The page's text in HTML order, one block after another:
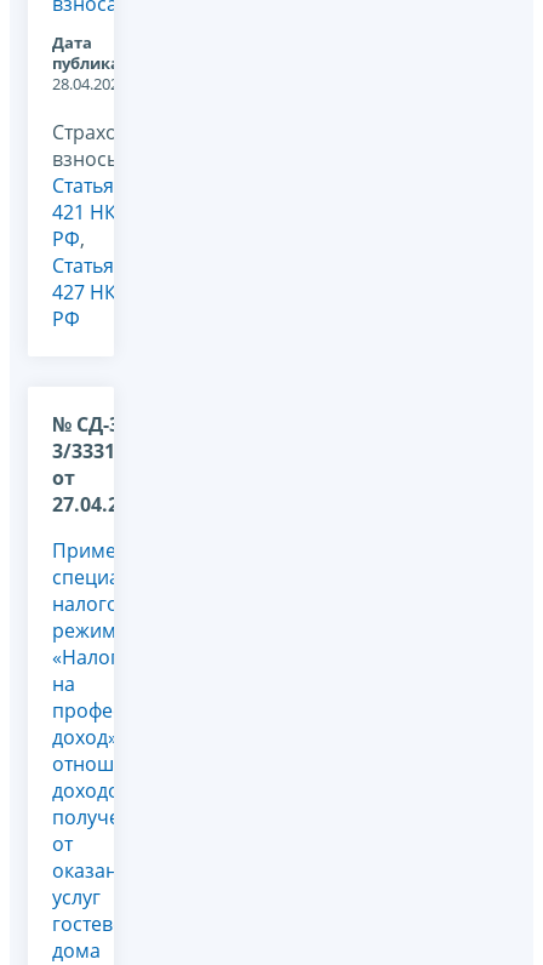
Дата
публикации:
28.04.2026
Страховые
взносы,
Статья
421 НК
РФ,
Статья
427 НК
РФ
№ СД-36-
3/3331@
от
27.04.2026
Применение
специального
налогового
режима
«Налог
на
профессиональный
доход» в
отношении
доходов,
полученных
от
оказания
услуг
гостевого
дома